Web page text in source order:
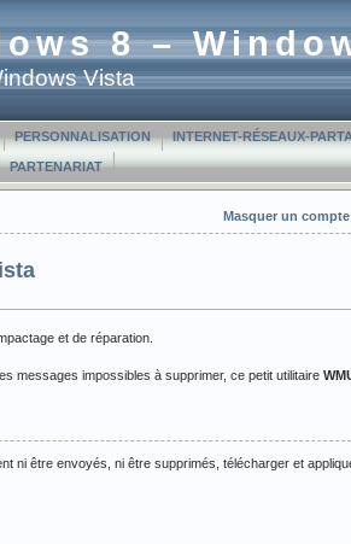
8 –
Vista
PERSONNALISATION INTERNET-RÉSEAUX-
PARTENARIAT
Masquer un
et de réparation.
messages impossibles à supprimer, ce petit utilitaire
ni être envoyés, ni être supprimés, télécharger et